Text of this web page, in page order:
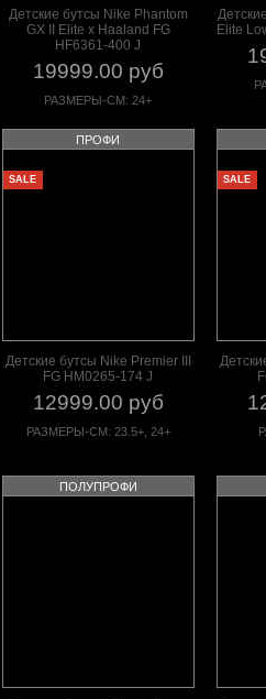
Детские бутсы Nike Phantom
GX II Elite x Haaland FG
HF6361-400 J
19999.00 руб
РАЗМЕРЫ-СМ: 24+
Elite
ПРОФИ
SALE
Детские бутсы Nike Premier III
FG HM0265-174 J
12999.00 руб
РАЗМЕРЫ-СМ: 23.5+, 24+
SALE
ПОЛУПРОФИ